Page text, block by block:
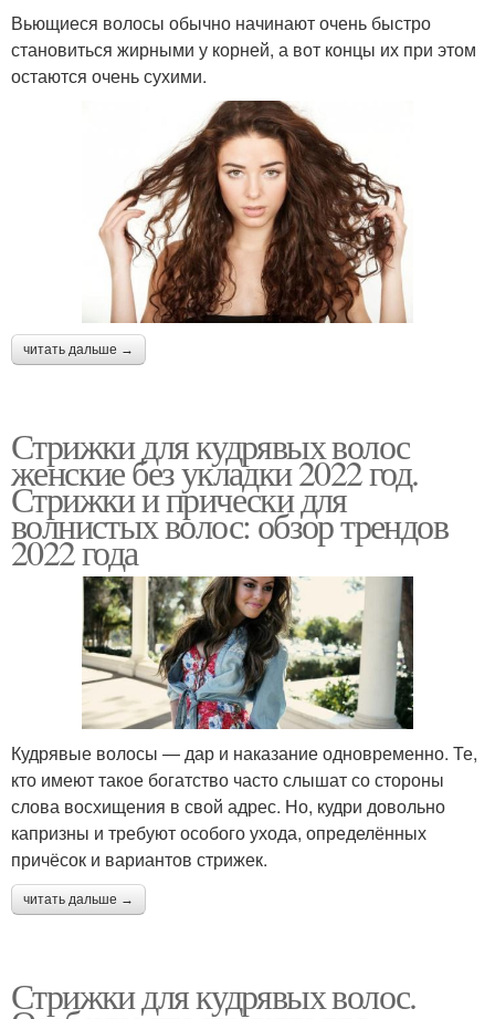
Вьющиеся волосы обычно начинают очень быстро
становиться жирными у корней, а вот концы их при этом
остаются очень сухими.
читать дальше →
Стрижки для кудрявых волос
женские без укладки 2022 год.
Стрижки и прически для
волнистых волос: обзор трендов
2022 года
Кудрявые волосы — дар и наказание одновременно. Те,
кто имеют такое богатство часто слышат со стороны
слова восхищения в свой адрес. Но, кудри довольно
капризны и требуют особого ухода, определённых
причёсок и вариантов стрижек.
читать дальше →
Стрижки для кудрявых волос.